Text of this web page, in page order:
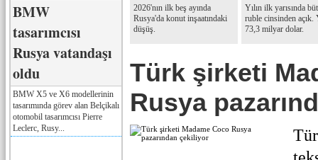
BMW
tasarımcısı
Rusya vatandaşı
oldu
BMW X5 ve X6 modellerinin
tasarımında görev alan Belçikalı
otomobil tasarımcısı Pierre
Leclerc, Rusy...
2026'nın ilk beş ayında
Rusya'da konut inşaatındaki
düşüş.
Yılın ilk yarısında
ruble cinsinden açık.
73,3 milyar dolar.
Türk şirketi
Rusya